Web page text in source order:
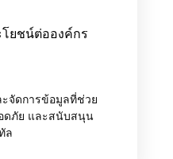
โยชน์ต่อองค์กร
ะจัดการข้อมูลที่ช่วย
ดภัย และสนับสนุน
ล